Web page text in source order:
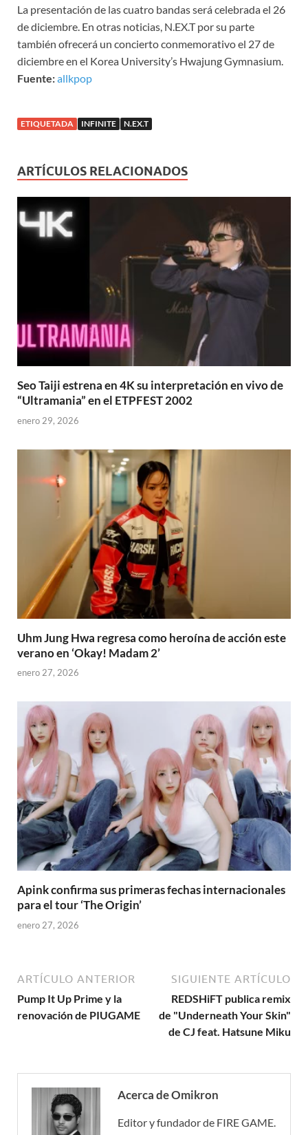
La presentación de las cuatro bandas será celebrada el 26
de diciembre. En otras noticias, N.EX.T por su parte
también ofrecerá un concierto conmemorativo el 27 de
diciembre en el Korea University’s Hwajung Gymnasium.
Fuente:allkpop
ETIQUETADA INFINITE N.EX.T
ARTÍCULOS RELACIONADOS
Seo Taiji estrena en 4K su interpretación en vivo de
“Ultramania” en el ETPFEST 2002
enero 29, 2026
Uhm Jung Hwa regresa como heroína de acción este
verano en ‘Okay! Madam 2’
enero 27, 2026
Apink confirma sus primeras fechas internacionales
para el tour ‘The Origin’
enero 27, 2026
ARTÍCULO ANTERIOR
Pump It Up Prime y la
renovación de PIUGAME
SIGUIENTE ARTÍCULO
REDSHiFT publica remix
de "Underneath Your Skin"
de CJ feat. Hatsune Miku
Acerca de Omikron
Editor y fundador de FIRE GAME.